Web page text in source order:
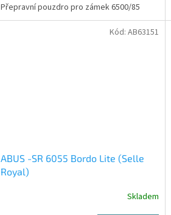
Přepravní pouzdro pro zámek 6500/85
ABUS -SR 6055 Bordo Lite (Selle
Royal)
Skladem
Kód: AB63151